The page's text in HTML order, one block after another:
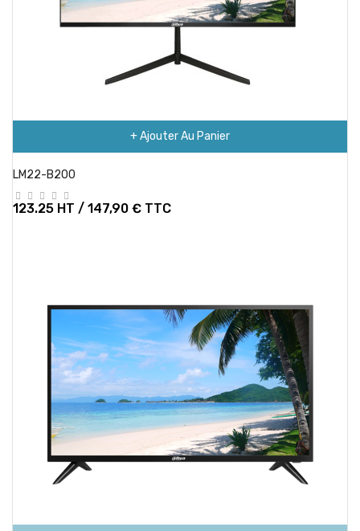
+ Ajouter Au Panier
LM22-B200
123.25 HT / 147,90 € TTC